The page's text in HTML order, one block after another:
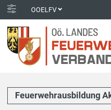
OOELFV
Feuerwehrausbildung